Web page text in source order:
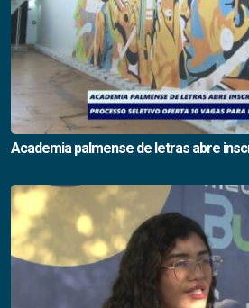
Academia palmense de letras abre